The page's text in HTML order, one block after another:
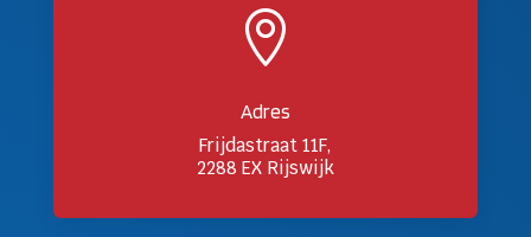

Adres
Frijdastraat 11F,
2288 EX Rijswijk